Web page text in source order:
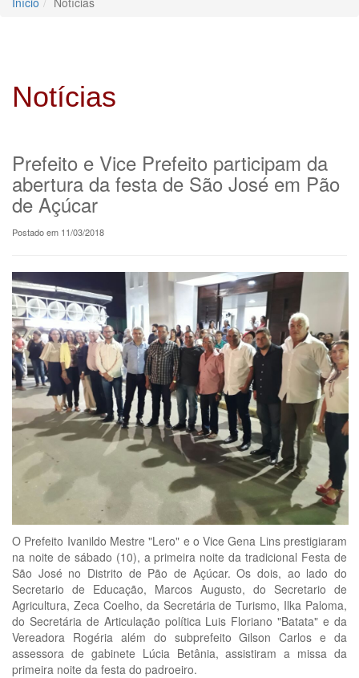
Notícias
Prefeito e Vice Prefeito participam da
abertura da festa de São José em Pão
de Açúcar
Postado em 11/03/2018
O Prefeito Ivanildo Mestre "Lero" e o Vice Gena Lins prestigiaram
na noite de sábado (10), a primeira noite da tradicional Festa de
São José no Distrito de Pão de Açúcar. Os dois, ao lado do
Secretario de Educação, Marcos Augusto, do Secretario de
Agricultura, Zeca Coelho, da Secretária de Turismo, Ilka Paloma,
do Secretária de Articulação política Luis Floriano "Batata" e da
Vereadora Rogéria além do subprefeito Gilson Carlos e da
assessora de gabinete Lúcia Betânia, assistiram a missa da
primeira noite da festa do padroeiro.